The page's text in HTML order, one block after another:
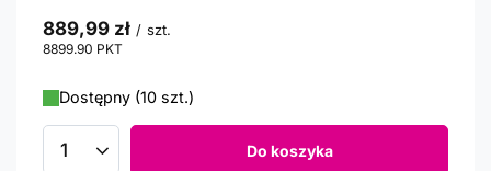
889,99 zł / szt.
8899.90 PKT
Dostępny (10 szt.)
Ilość produktów Do koszyka